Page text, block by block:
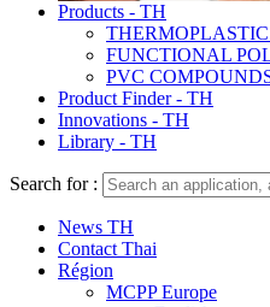
Products - TH
FUNCTIONAL
PVC
Product Finder - TH
Innovations - TH
Library - TH
Search for :
News TH
Contact Thai
Région
MCPP Europe